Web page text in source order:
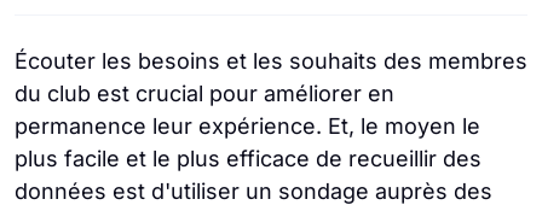
Écouter les besoins et les souhaits des membres
du club est crucial pour améliorer en
permanence leur expérience. Et, le moyen le
plus facile et le plus efficace de recueillir des
données est d'utiliser un sondage auprès des